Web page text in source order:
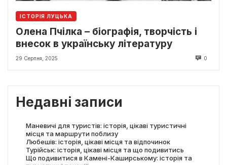
ІСТОРІЯ ЛУЦЬКА
Олена Пчілка – біографія, творчість і
внесок в українську літературу
29 Серпня, 2025 0
Недавні записи
Маневичі для туристів: історія, цікаві туристичні
місця та маршрути поблизу
Любешів: історія, цікаві місця та відпочинок
Турійськ: історія, цікаві місця та що подивитись
Що подивитися в Камені-Каширському: історія та